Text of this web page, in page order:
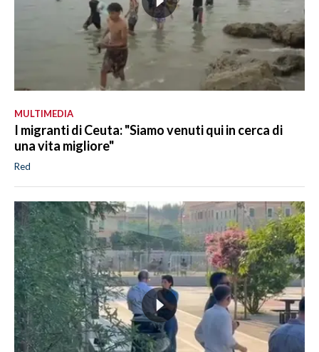
MULTIMEDIA
I migranti di Ceuta: "Siamo venuti qui in cerca di
una vita migliore"
Red